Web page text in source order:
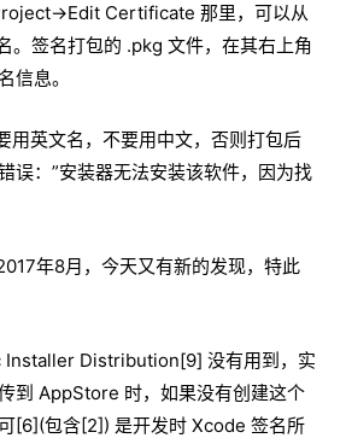
>Edit Certificate 那里，可以从
。签名打包的 .pkg 文件，在其右上角
信息。
用英文名，不要用中文，否则打包后
误：”安装器无法安装该软件，因为找
年8月，今天又有新的发现，特此
Installer Distribution[9] 没有用到，实
到 AppStore 时，如果没有创建这个
[6](包含[2]) 是开发时 Xcode 签名所